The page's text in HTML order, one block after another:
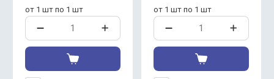
от 1 шт по 1 шт от 1 шт по 1 шт